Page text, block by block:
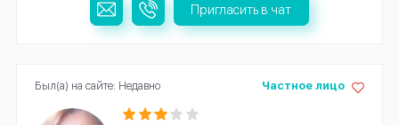
Пригласить в чат
Частное лицо
Был(а) на сайте: Недавно